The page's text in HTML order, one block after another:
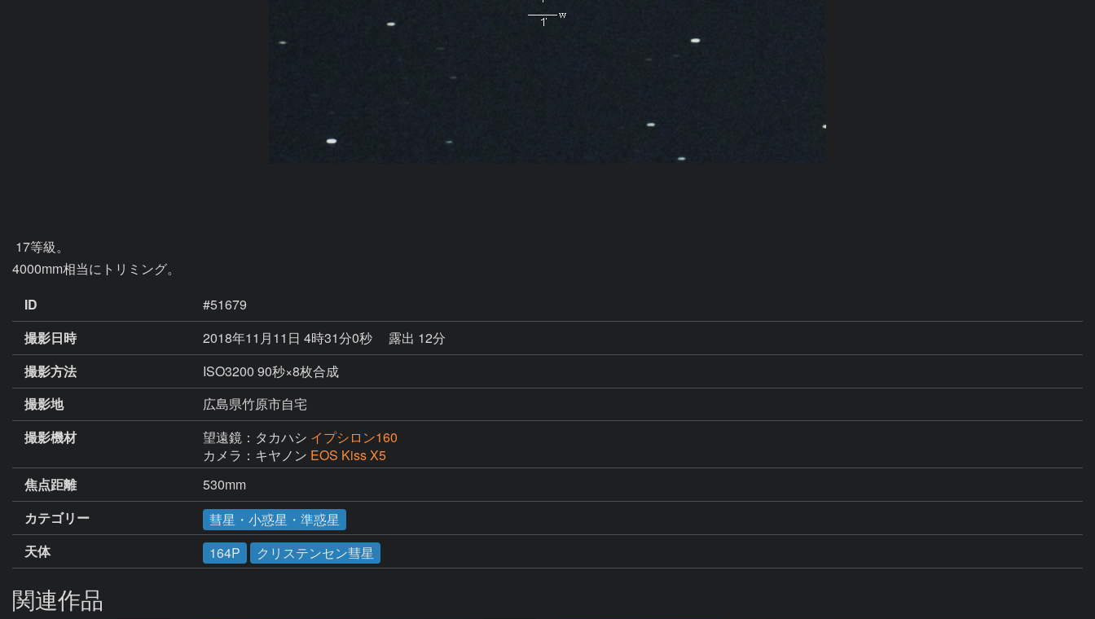
4000mm相当にトリミング。
ID
#51679
撮影日時
2018年11月11日 4時31分0秒
露出 12分
撮影方法
ISO3200 90秒×8枚合成
撮影地
広島県竹原市自宅
撮影機材
望遠鏡：タカハシ イプシロン160
カメラ：キヤノン EOS Kiss X5
焦点距離
530mm
カテゴリー
彗星・小惑星・準惑星
天体
164P クリステンセン彗星
関連作品